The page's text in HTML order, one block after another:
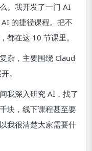
。我开发了一门 AI
的捷径课程。把不
都在这 10 节课里。
杂，主要围绕 Claud
。
我深入研究 AI，找了
块，线下课程甚至要
我很清楚大家需要什